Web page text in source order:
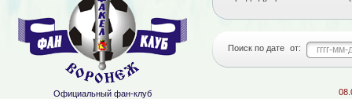
Поиск по дате от:
Официальный фан-клуб